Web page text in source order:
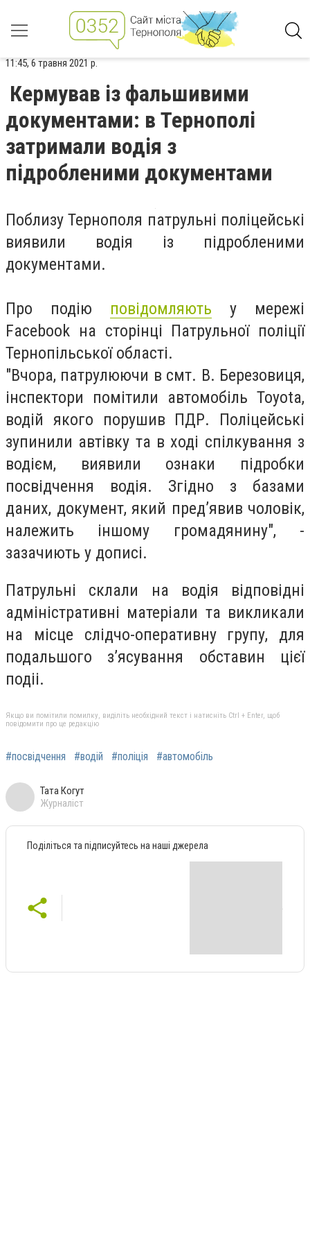
11:45, 6 травня 2021 р.
Кермував із фальшивими
документами: в Тернополі
затримали водія з
підробленими документами
Поблизу Тернополя патрульні поліцейські
виявили водія із підробленими
документами.
Про подію повідомляють у мережі
Facebook на сторінці Патрульної поліції
Тернопільської області.
"Вчора, патрулюючи в смт. В. Березовиця,
інспектори помітили автомобіль Toyota,
водій якого порушив ПДР. Поліцейські
зупинили автівку та в ході спілкування з
водієм, виявили ознаки підробки
посвідчення водія. Згідно з базами
даних, документ, який пред’явив чоловік,
належить іншому громадянину", -
зазачиють у дописі.
Патрульні склали на водія відповідні
адміністративні матеріали та викликали
на місце слідчо-оперативну групу, для
подальшого з’ясування обставин цієї
подіі.
Якщо ви помітили помилку, виділіть необхідний текст і натисніть Ctrl + Enter, щоб
повідомити про це редакцію
#посвідчення #водій #поліція #автомобіль
Тата Когут
Журналіст
Поділіться та підписуйтесь на наші джерела